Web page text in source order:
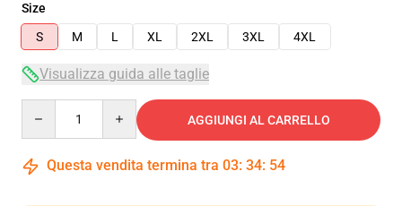
Size
S
M L XL 2XL 3XL 4XL
Visualizza guida alle taglie
AGGIUNGI AL CARRELLO
Questa vendita termina tra 03: 34: 54